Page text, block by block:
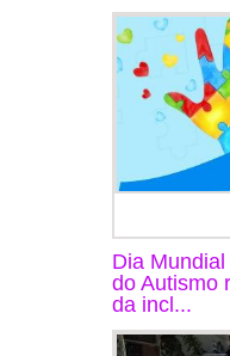
Dia
do Autismo
da incl...